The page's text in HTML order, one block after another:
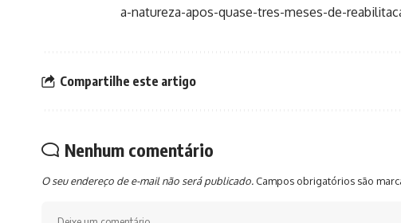
a-natureza-apos-quase-tres-meses-de-
Compartilhe este artigo
Nenhum comentário
O seu endereço de e-mail não será publicado. Campos obrigatórios são